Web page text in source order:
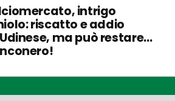
intrigo
riscatto e addio
ma può restare…